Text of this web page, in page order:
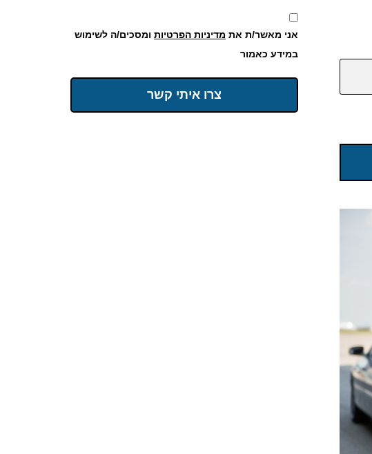
אני מאשר/ת את מדיניות הפרטיות ומסכים/ה לשימוש
במידע כאמור
צרו איתי קשר